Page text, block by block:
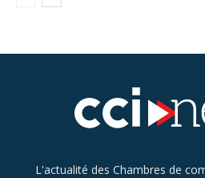
L'actualité des Chambres de